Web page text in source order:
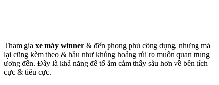
Tham gia xe máy winner & đến phong phú công dụng, nhưng mà
lại cũng kèm theo & hầu như khủng hoảng rủi ro muốn quan trung
ương đến. Đây là khả năng để tổ ấm cảm thấy sâu hơn về bên tích
cực & tiêu cực.